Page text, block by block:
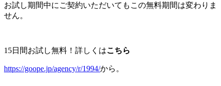
お試し期間中にご契約いただいてもこの無料期間は変わりま
せん。
15日間お試し無料！詳しくはこちら
https://goope.jp/agency/r/1994/から。